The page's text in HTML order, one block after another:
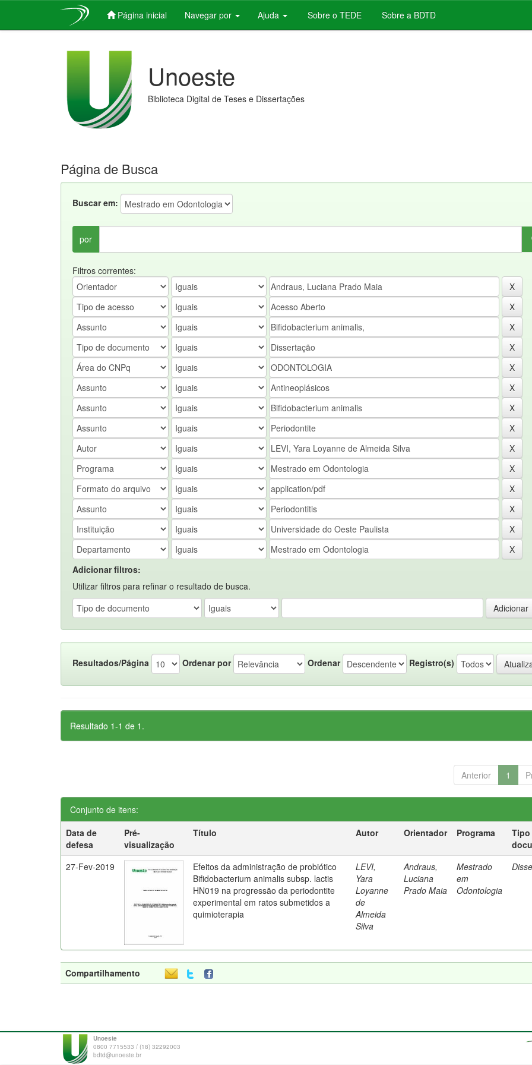
Página inicial Navegar por Ajuda Sobre o TEDE Sobre a BDTD
Unoeste
Biblioteca Digital de Teses e Dissertações
Página de Busca
Buscar em:
por
Filtros correntes:
Adicionar filtros:
Utilizar filtros para refinar o resultado de busca.
Resultados/Página Ordenar por Ordenar Registro(s)
Resultado 1-1 de 1.
Anterior 1
Conjunto de itens:
Data de
defesa
Pré-
visualização
Título Autor Orientador Programa
Tipo
27-Fev-2019
Efeitos da administração de probiótico
Bifidobacterium animalis subsp. lactis
HN019 na progressão da periodontite
experimental em ratos submetidos a
quimioterapia
LEVI,
Yara
Loyanne
de
Almeida
Silva
Andraus,
Luciana
Prado Maia
Mestrado
em
Odontologia
Compartilhamento
Unoeste
0800 7715533 / (18) 32292003
bdtd@unoeste.br